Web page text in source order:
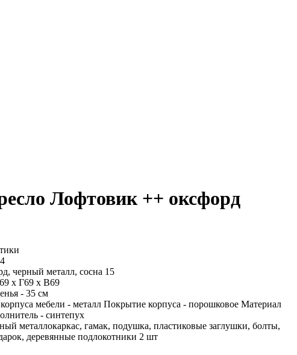
Лофтовик ++ оксфорд
черный металл, сосна 15
х Г69 х В69
- 35 см
мебели - металл Покрытие корпуса - порошковое Материал
- синтепух
металлокаркас, гамак, подушка, пластиковые заглушки, болты,
деревянные подлокотники 2 шт